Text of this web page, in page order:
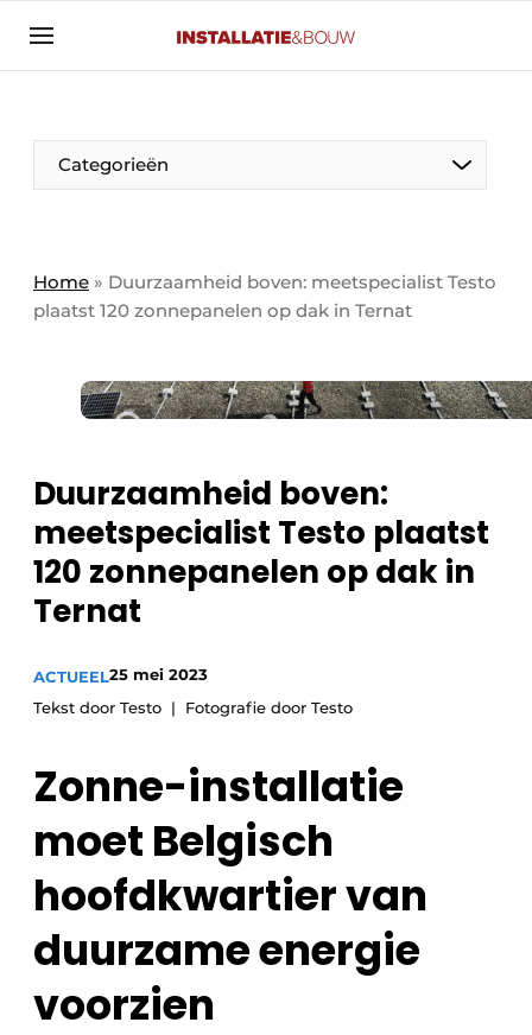
Aanmelden
Banner overzicht
BedrijvenAanmeldenBedankt voor de aanmelding
Contact
Evenement aanmelden
Meest gelezen
Privacy / Cookie statement
Vacature aanmelden
Vacatures
Categorieën
Panelgesprek
HVAC
Sanitair
Binnenklimaat
Brandbeveiliging
Ventilatie
Warmtepompen
Home » Duurzaamheid boven: meetspecialist Testo
plaatst 120 zonnepanelen op dak in Ternat
Duurzaamheid boven:
meetspecialist Testo plaatst
120 zonnepanelen op dak in
Ternat
ACTUEEL25 mei 2023
Tekst door Testo
Fotografie door Testo
Zonne-installatie
moet Belgisch
hoofdkwartier van
duurzame energie
voorzien